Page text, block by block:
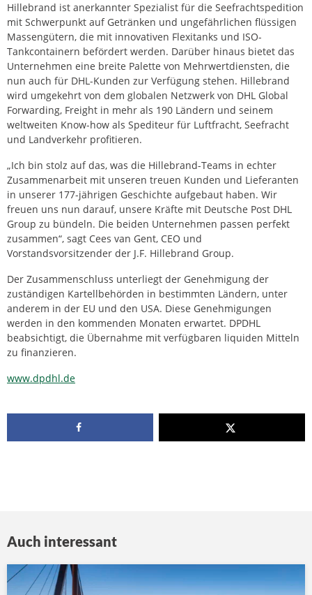
Hillebrand ist anerkannter Spezialist für die Seefrachtspedition
mit Schwerpunkt auf Getränken und ungefährlichen flüssigen
Massengütern, die mit innovativen Flexitanks und ISO-
Tankcontainern befördert werden. Darüber hinaus bietet das
Unternehmen eine breite Palette von Mehrwertdiensten, die
nun auch für DHL-Kunden zur Verfügung stehen. Hillebrand
wird umgekehrt von dem globalen Netzwerk von DHL Global
Forwarding, Freight in mehr als 190 Ländern und seinem
weltweiten Know-how als Spediteur für Luftfracht, Seefracht
und Landverkehr profitieren.
„Ich bin stolz auf das, was die Hillebrand-Teams in echter
Zusammenarbeit mit unseren treuen Kunden und Lieferanten
in unserer 177-jährigen Geschichte aufgebaut haben. Wir
freuen uns nun darauf, unsere Kräfte mit Deutsche Post DHL
Group zu bündeln. Die beiden Unternehmen passen perfekt
zusammen“, sagt Cees van Gent, CEO und
Vorstandsvorsitzender der J.F. Hillebrand Group.
Der Zusammenschluss unterliegt der Genehmigung der
zuständigen Kartellbehörden in bestimmten Ländern, unter
anderem in der EU und den USA. Diese Genehmigungen
werden in den kommenden Monaten erwartet. DPDHL
beabsichtigt, die Übernahme mit verfügbaren liquiden Mitteln
zu finanzieren.
www.dpdhl.de
Auch interessant